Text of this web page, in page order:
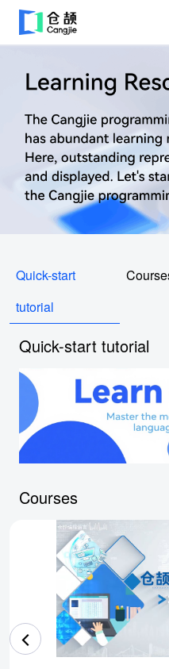
Quick-start
tutorial
Quick-start tutorial
Courses